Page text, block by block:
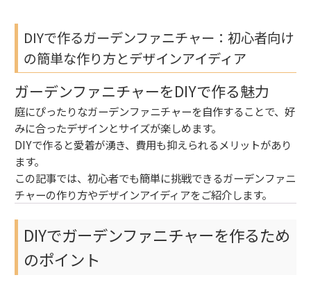
DIYで作るガーデンファニチャー：初心者向け
の簡単な作り方とデザインアイディア
ガーデンファニチャーをDIYで作る魅力
庭にぴったりなガーデンファニチャーを自作することで、好
みに合ったデザインとサイズが楽しめます。
DIYで作ると愛着が湧き、費用も抑えられるメリットがあり
ます。
この記事では、初心者でも簡単に挑戦できるガーデンファニ
チャーの作り方やデザインアイディアをご紹介します。
DIYでガーデンファニチャーを作るため
のポイント